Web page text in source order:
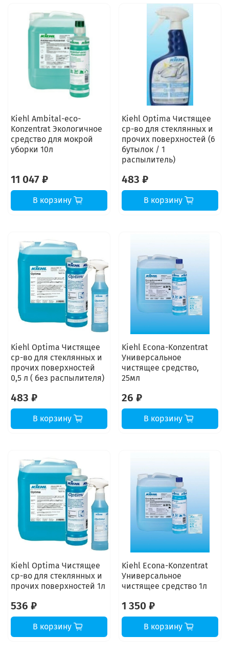
Kiehl Ambital-eco-
Konzentrat Экологичное
средство для мокрой
уборки 10л
11 047 ₽
В корзину
Kiehl Optima Чистящее
ср-во для стеклянных и
прочих поверхностей (6
бутылок / 1
распылитель)
483 ₽
В корзину
Kiehl Optima Чистящее
ср-во для стеклянных и
прочих поверхностей
0,5 л ( без распылителя)
483 ₽
В корзину
Kiehl Econa-Konzentrat
Универсальное
чистящее средство,
25мл
26 ₽
В корзину
Kiehl Optima Чистящее
ср-во для стеклянных и
прочих поверхностей 1л
536 ₽
В корзину
Kiehl Econa-Konzentrat
Универсальное
чистящее средство 1л
1 350 ₽
В корзину